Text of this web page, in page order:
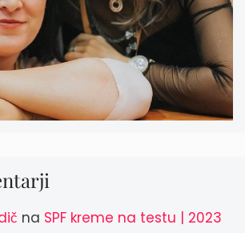
na SPF kreme na testu | 2023